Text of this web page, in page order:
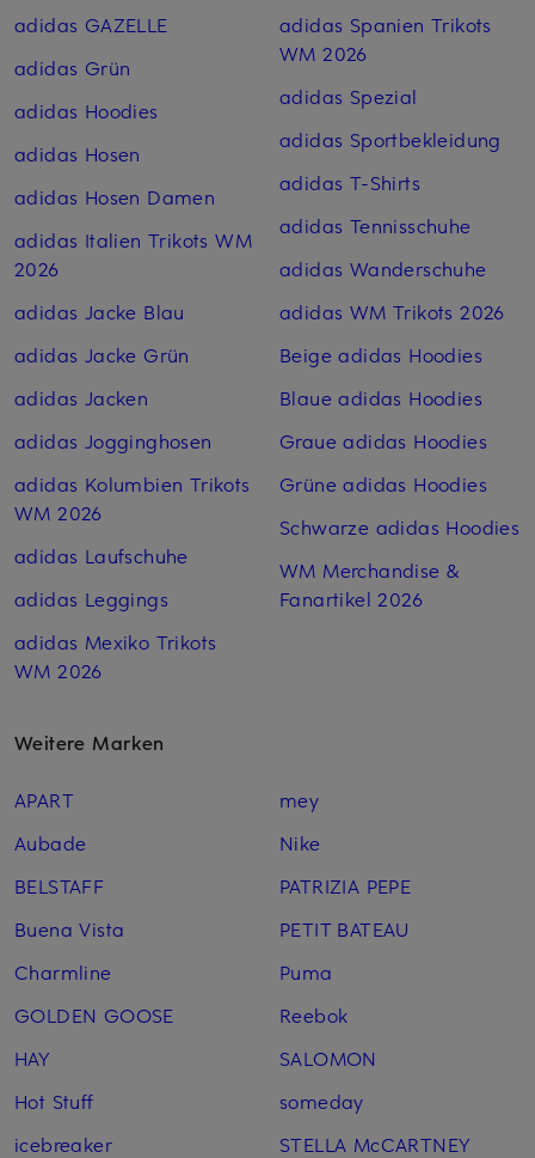
adidas GAZELLE
adidas Grün
adidas Hoodies
adidas Hosen
adidas Hosen Damen
adidas Italien Trikots WM
2026
adidas Jacke Blau
adidas Jacke Grün
adidas Jacken
adidas Jogginghosen
adidas Kolumbien Trikots
WM 2026
adidas Laufschuhe
adidas Leggings
adidas Mexiko Trikots
WM 2026
adidas Spanien Trikots
WM 2026
adidas Spezial
adidas Sportbekleidung
adidas T-Shirts
adidas Tennisschuhe
adidas Wanderschuhe
adidas WM Trikots 2026
Beige adidas Hoodies
Blaue adidas Hoodies
Graue adidas Hoodies
Grüne adidas Hoodies
Schwarze adidas Hoodies
WM Merchandise &
Fanartikel 2026
Weitere Marken
APART
Aubade
BELSTAFF
Buena Vista
Charmline
GOLDEN GOOSE
HAY
Hot Stuff
icebreaker
mey
Nike
PATRIZIA PEPE
PETIT BATEAU
Puma
Reebok
SALOMON
someday
STELLA McCARTNEY